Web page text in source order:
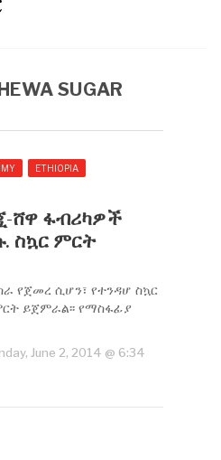
SUGAR
ETHIOPIA
ሸዋ ፋብሪካዎች
ስኳር ምርት
የጀመረ ሲሆን፣ የተንዳሆ ስኳር
ይጀምራል፡፡ የማስፋፊያ
June 2, 2014 @ 6:34